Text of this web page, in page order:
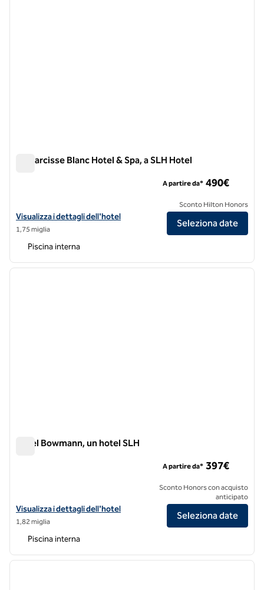
Le Narcisse Blanc Hotel & Spa, a SLH Hotel
Visualizza i dettagli dell'hotel Le Narcisse Blanc Hotel & Spa, a SLH
Visualizza i dettagli dell'hotel
1,75 miglia
A partire da* 490€
Sconto Hilton Honors
Seleziona date
Piscina interna
1 di 13
Hotel Bowmann, un hotel SLH
Visualizza i dettagli dell'hotel Hotel Bowmann, a SLH Hotel
Visualizza i dettagli dell'hotel
1,82 miglia
A partire da* 397€
Sconto Honors con acquisto
anticipato
Seleziona date
Piscina interna
1 di 12